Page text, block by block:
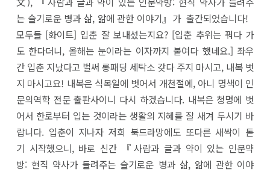
는 슬기로운 병과 삶, 앎에 관한 이야기』가 출간되었습니다!
모두들 [화이트] 입춘 잘 보내셨는지요? [입춘 추위는 꿔다 가
도 한다더니, 올해는 눈이라는 이자까지 붙여다 했네요.] 좌우
간 입춘 지났다고 벌써 롱패딩 세탁소 갖다 주지 마시고, 내복 벗
지 마시고요! 내복은 식목일에 벗어서 개천절에, 아니 명색이 인
문의역학 전문 출판사이니 다시 하겠습니다. 내복은 청명에 벗
어서 한로부터 입는 것이라는 생활의 지혜를 잘 새겨 두시기 바
랍니다. 입춘이 지나자 저희 북드라망에도 또다른 새싹이 돋
기 시작했으니, 바로 신간 『사람과 글과 약이 있는 인문약
방: 현직 약사가 들려주는 슬기로운 병과 삶, 앎에 관한 이야